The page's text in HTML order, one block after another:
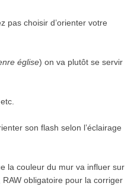
pas choisir d’orienter votre
église) on va plutôt se servir
son flash selon l’éclairage
la couleur du mur va influer sur
obligatoire pour la corriger